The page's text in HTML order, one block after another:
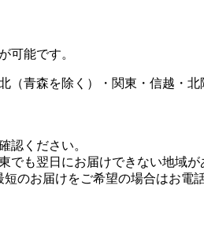
可能です。
（青森を除く）・関東・信越・
認ください。
も翌日にお届けできない地域が
のお届けをご希望の場合はお電